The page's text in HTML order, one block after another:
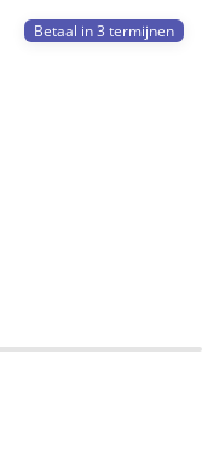
Betaal in 3 termijnen